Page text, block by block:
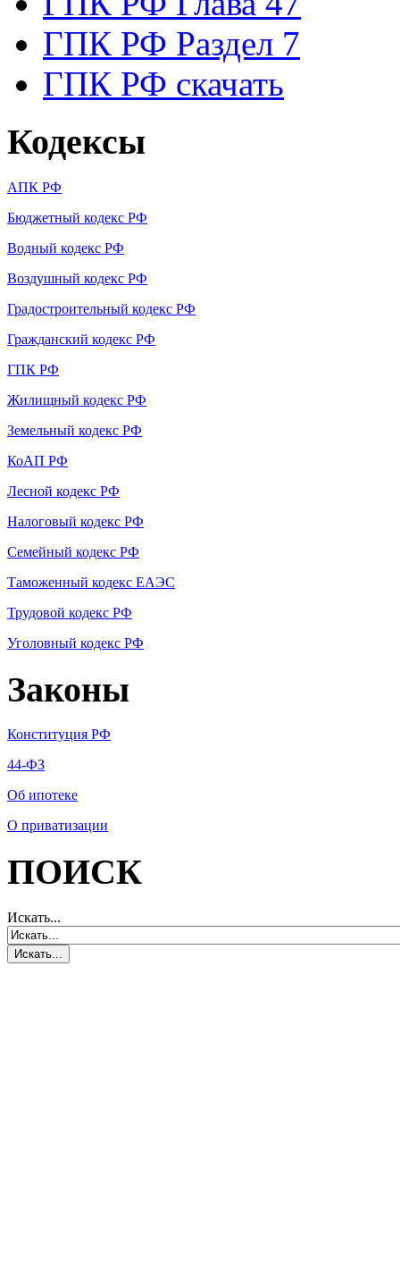
ГПК РФ Раздел 7
ГПК РФ скачать
Кодексы
АПК РФ
Бюджетный кодекс РФ
Водный кодекс РФ
Воздушный кодекс РФ
Градостроительный кодекс РФ
Гражданский кодекс РФ
ГПК РФ
Жилищный кодекс РФ
Земельный кодекс РФ
КоАП РФ
Лесной кодекс РФ
Налоговый кодекс РФ
Семейный кодекс РФ
Таможенный кодекс ЕАЭС
Трудовой кодекс РФ
Уголовный кодекс РФ
Законы
Конституция РФ
44-ФЗ
Об ипотеке
О приватизации
ПОИСК
Искать...